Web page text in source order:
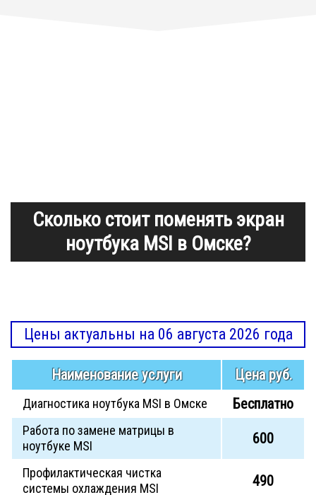
Сколько стоит поменять экран
ноутбука MSI в Омске?
Цены актуальны на 06 августа 2026 года
Наименование услуги Цена руб.
Диагностика ноутбука MSI в Омске Бесплатно
Работа по замене матрицы в
ноутбуке MSI
600
Профилактическая чистка
системы охлаждения MSI
490